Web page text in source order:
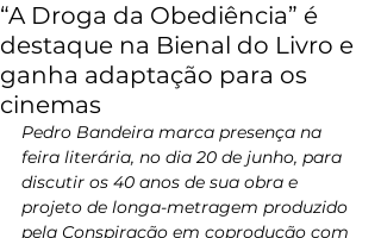
“A Droga da Obediência” é
destaque na Bienal do Livro e
ganha adaptação para os
cinemas
Pedro Bandeira marca presença na
feira literária, no dia 20 de junho, para
discutir os 40 anos de sua obra e
projeto de longa-metragem produzido
pela Conspiração em coprodução com